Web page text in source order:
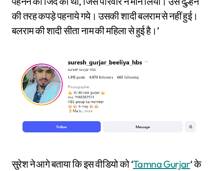
की तरह कपड़े पहनाये गये। उसकी शादी बलराम से नहीं हुई।
बलराम की शादी सीता नाम की महिला से हुई है।’
सुरेश ने आगे बताया कि इस वीडियो को ‘Tamna Gurjar‘ के